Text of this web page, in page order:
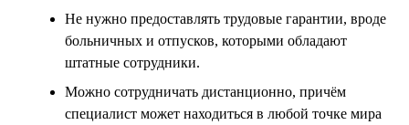
Не нужно предоставлять трудовые гарантии, вроде
больничных и отпусков, которыми обладают
штатные сотрудники.
Можно сотрудничать дистанционно, причём
специалист может находиться в любой точке мира